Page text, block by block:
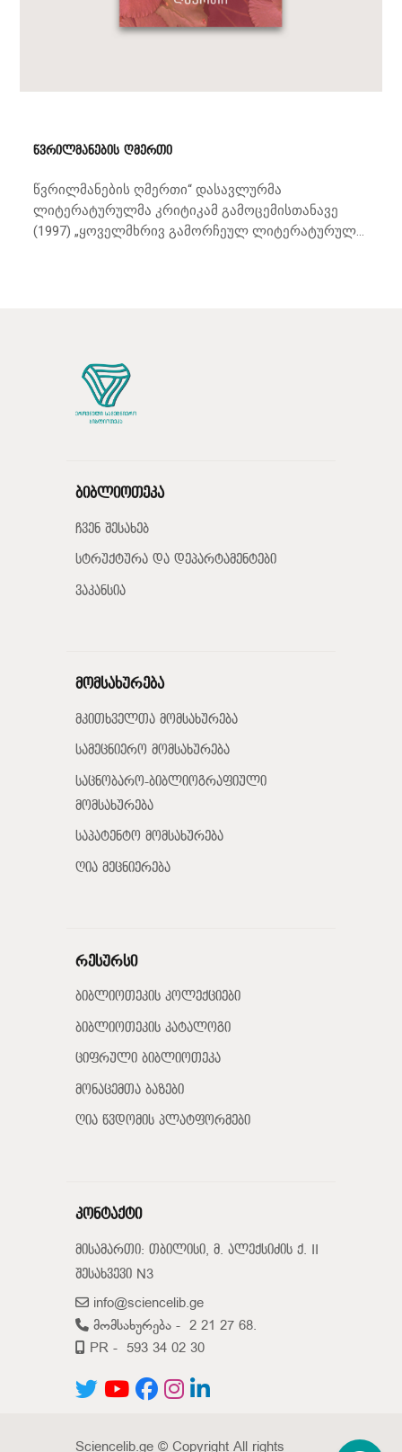
წვრილმანების ღმერთი
წვრილმანების ღმერთი“ დასავლურმა
ლიტერატურულმა კრიტიკამ გამოცემისთანავე
(1997) „ყოველმხრივ გამორჩეულ ლიტერატურულ...
ბიბლიოთეკა
ჩვენ შესახებ
სტრუქტურა და დეპარტამენტები
ვაკანსია
მომსახურება
მკითხველთა მომსახურება
სამეცნიერო მომსახურება
საცნობარო-ბიბლიოგრაფიული
მომსახურება
საპატენტო მომსახურება
ღია მეცნიერება
რესურსი
ბიბლიოთეკის კოლექციები
ბიბლიოთეკის კატალოგი
ციფრული ბიბლიოთეკა
მონაცემთა ბაზები
ღია წვდომის პლატფორმები
კონტაქტი
მისამართი: თბილისი, მ. ალექსიძის ქ. II
შესახვევი N3
info@sciencelib.ge
მომსახურება - 2 21 27 68.
PR - 593 34 02 30
Sciencelib.ge © Copyright All rights